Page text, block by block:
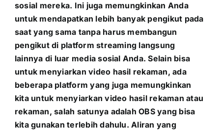
sosial mereka. Ini juga memungkinkan Anda
untuk mendapatkan lebih banyak pengikut pada
saat yang sama tanpa harus membangun
pengikut di platform streaming langsung
lainnya di luar media sosial Anda. Selain bisa
untuk menyiarkan video hasil rekaman, ada
beberapa platform yang juga memungkinkan
kita untuk menyiarkan video hasil rekaman atau
rekaman, salah satunya adalah OBS yang bisa
kita gunakan terlebih dahulu. Aliran yang